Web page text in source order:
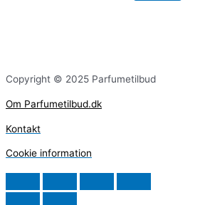
Copyright © 2025 Parfumetilbud
Om Parfumetilbud.dk
Kontakt
Cookie information